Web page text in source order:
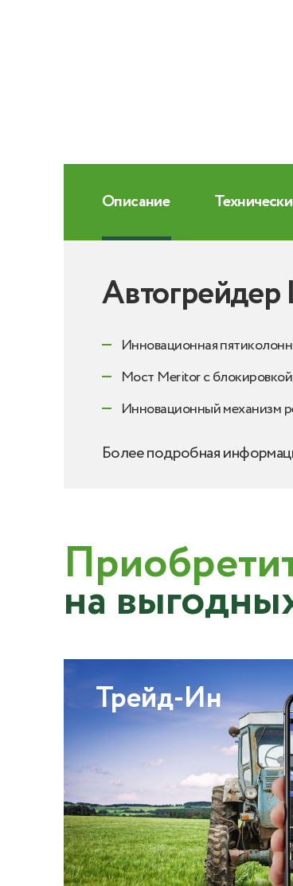
Описание
Инновационная
Мост Meritor с
Инновационный механизм
Более подробная
на
Трейд-Ин